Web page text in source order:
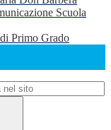
Scuola
Primo Grado